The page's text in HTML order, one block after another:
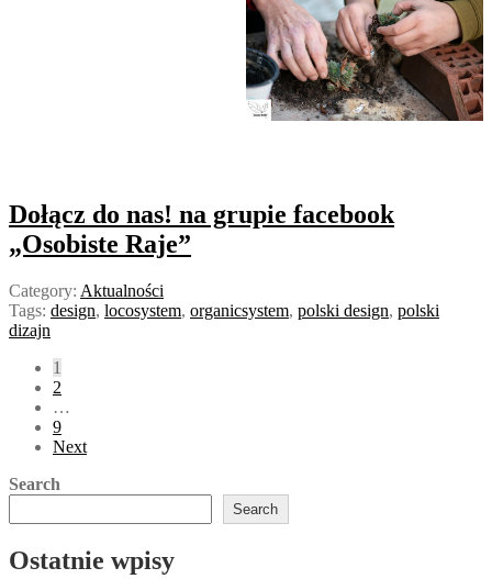
Dołącz do nas! na grupie facebook
„Osobiste Raje”
Category: Aktualności
Tags: design, locosystem, organicsystem, polski design, polski
dizajn
Posts
pagination
1
2
…
9
Next
Search
Search
Ostatnie wpisy